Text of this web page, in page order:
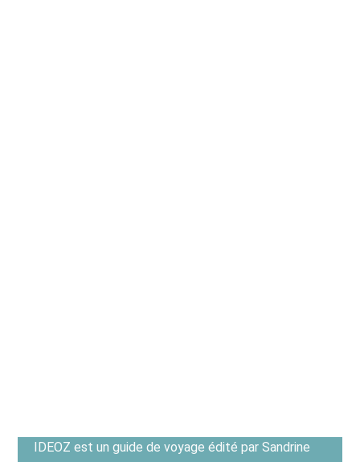
IDEOZ est un guide de voyage édité par Sandrine